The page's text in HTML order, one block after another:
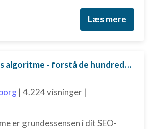
Læs mere
Googles algoritme - forstå de hundredvis af parametre bag
| 4.224 visninger |
er grundessensen i dit SEO-